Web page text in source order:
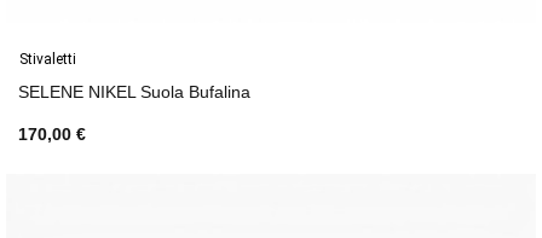
Stivaletti
SELENE NIKEL Suola Bufalina
170,00 €